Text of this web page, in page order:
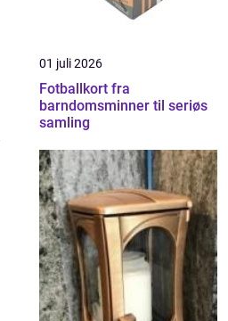
01 juli 2026
Fotballkort fra
barndomsminner til seriøs
samling